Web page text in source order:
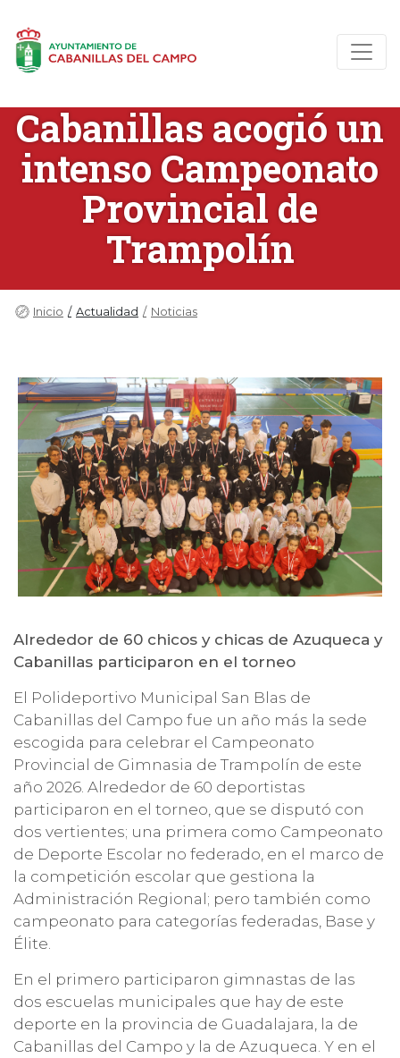
Cabanillas acogió un
intenso Campeonato
Provincial de
Trampolín
Inicio Actualidad Noticias
Alrededor de 60 chicos y chicas de Azuqueca y
Cabanillas participaron en el torneo
El Polideportivo Municipal San Blas de
Cabanillas del Campo fue un año más la sede
escogida para celebrar el Campeonato
Provincial de Gimnasia de Trampolín de este
año 2026. Alrededor de 60 deportistas
participaron en el torneo, que se disputó con
dos vertientes; una primera como Campeonato
de Deporte Escolar no federado, en el marco de
la competición escolar que gestiona la
Administración Regional; pero también como
campeonato para categorías federadas, Base y
Élite.
En el primero participaron gimnastas de las
dos escuelas municipales que hay de este
deporte en la provincia de Guadalajara, la de
Cabanillas del Campo y la de Azuqueca. Y en el